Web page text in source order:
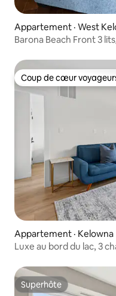
Appartement · West
Barona Beach Front 3
Coup de cœur
Coup de cœur
Appartement · Kelowna
Luxe au bord du lac, 3
Superhôte
Superhôte